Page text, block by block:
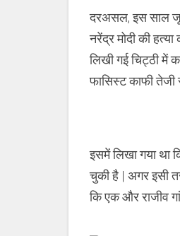
दरअसल, इस साल जून
नरेंद्र मोदी की
लिखी गई चिट्ठी में
फासिस्ट काफी तेजी
इसमें लिखा गया था
चुकी है | अगर इसी
कि एक और राजीव